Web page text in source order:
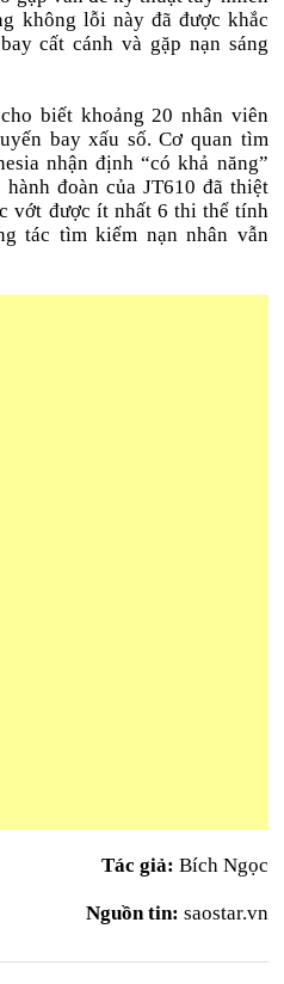
không lỗi này đã được khắc
cất cánh và gặp nạn sáng
biết khoảng 20 nhân viên
bay xấu số. Cơ quan tìm
nhận định “có khả năng”
đoàn của JT610 đã thiệt
vớt được ít nhất 6 thi thể tính
tác tìm kiếm nạn nhân vẫn
Tác giả: Bích Ngọc
Nguồn tin: saostar.vn